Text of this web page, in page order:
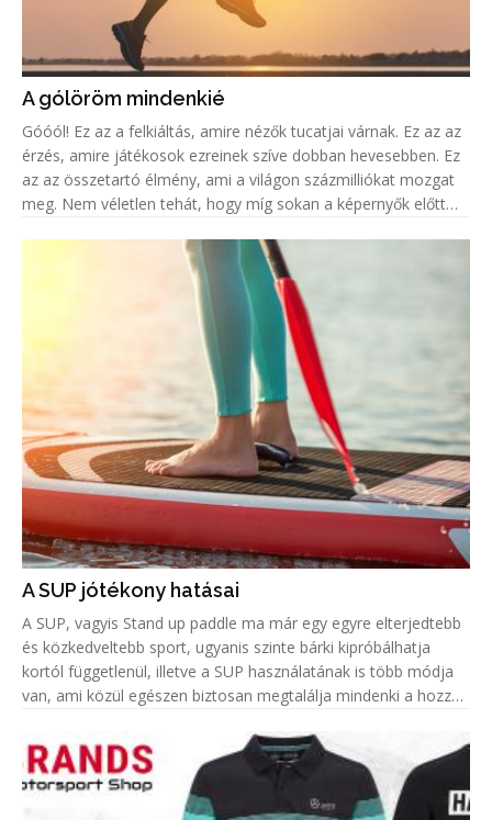
A gólöröm mindenkié
Góóól! Ez az a felkiáltás, amire nézők tucatjai várnak. Ez az az
érzés, amire játékosok ezreinek szíve dobban hevesebben. Ez
az az összetartó élmény, ami a világon százmilliókat mozgat
meg. Nem véletlen tehát, hogy míg sokan a képernyők előtt
A SUP jótékony hatásai
A SUP, vagyis Stand up paddle ma már egy egyre elterjedtebb
és közkedveltebb sport, ugyanis szinte bárki kipróbálhatja
kortól függetlenül, illetve a SUP használatának is több módja
van, ami közül egészen biztosan megtalálja mindenki a hozzá